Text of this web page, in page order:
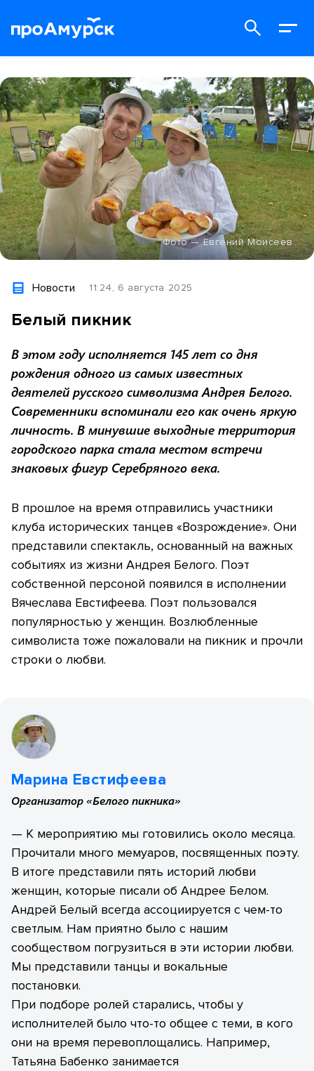
Фото — Евгений Моисеев
Новости 11:24, 6 августа 2025
Белый пикник
В этом году исполняется 145 лет со дня
рождения одного из самых известных
деятелей русского символизма Андрея Белого.
Современники вспоминали его как очень яркую
личность. В минувшие выходные территория
городского парка стала местом встречи
знаковых фигур Серебряного века.
​В прошлое на время отправились участники
клуба исторических танцев «Возрождение». Они
представили спектакль, основанный на важных
событиях из жизни Андрея Белого. Поэт
собственной персоной появился в исполнении
Вячеслава Евстифеева. Поэт пользовался
популярностью у женщин. Возлюбленные
символиста тоже пожаловали на пикник и прочли
строки о любви.
Марина Евстифеева
Организатор «Белого пикника»
— К мероприятию мы готовились около месяца.
Прочитали много мемуаров, посвященных поэту.
В итоге представили пять историй любви
женщин, которые писали об Андрее Белом.
Андрей Белый всегда ассоциируется с чем-то
светлым. Нам приятно было с нашим
сообществом погрузиться в эти истории любви.
Мы представили танцы и вокальные
постановки.
При подборе ролей старались, чтобы у
исполнителей было что-то общее с теми, в кого
они на время перевоплощались. Например,
Татьяна Бабенко занимается